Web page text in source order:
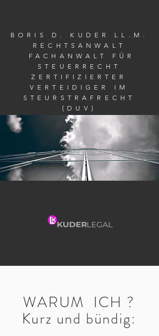
BORIS D. KUDER LL.M.
RECHTSANWALT
FACHANWALT FÜR
STEUERRECHT
ZERTIFIZIERTER
VERTEIDIGER IM
STEURSTRAFRECHT
(DUV)
WARUM ICH ?
Kurz und bündig: